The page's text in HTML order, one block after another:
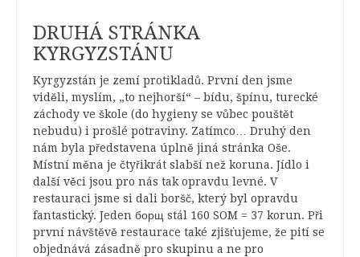
DRUHÁ STRÁNKA
KYRGYZSTÁNU
Kyrgyzstán je zemí protikladů. První den jsme
viděli, myslím, „to nejhorší“ – bídu, špínu, turecké
záchody ve škole (do hygieny se vůbec pouštět
nebudu) i prošlé potraviny. Zatímco… Druhý den
nám byla představena úplně jiná stránka Oše.
Místní měna je čtyřikrát slabší než koruna. Jídlo i
další věci jsou pro nás tak opravdu levné. V
restauraci jsme si dali boršč, který byl opravdu
fantastický. Jeden борщ stál 160 SOM = 37 korun. Při
první návštěvě restaurace také zjišťujeme, že pití se
objednává zásadně pro skupinu a ne pro